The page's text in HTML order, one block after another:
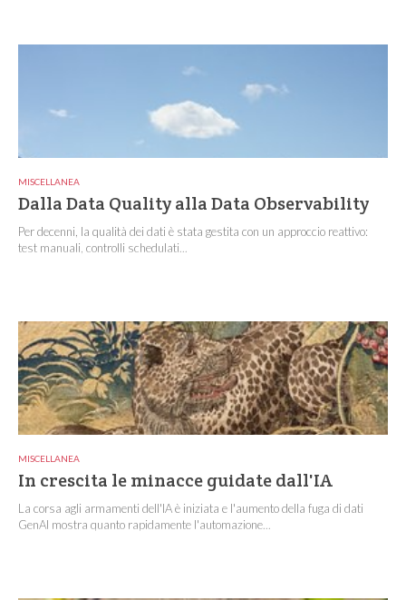
MISCELLANEA
Dalla Data Quality alla Data Observability
Per decenni, la qualità dei dati è stata gestita con un approccio reattivo:
test manuali, controlli schedulati...
MISCELLANEA
In crescita le minacce guidate dall'IA
La corsa agli armamenti dell'IA è iniziata e l'aumento della fuga di dati
GenAI mostra quanto rapidamente l'automazione...